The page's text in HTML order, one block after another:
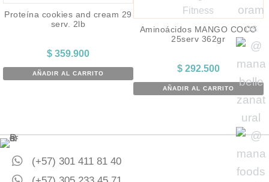
Proteína cookies and cream 29
serv. 2lb
$359.900
AÑADIR AL CARRITO
Aminoácidos MANGO COCO
25serv 362gr
$292.500
AÑADIR AL CARRITO
(+57) 301 411 81 40